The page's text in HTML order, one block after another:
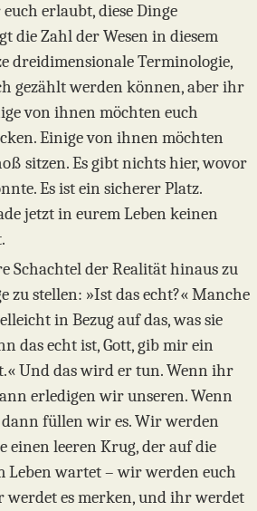
erlaubt, diese Dinge
die Zahl der Wesen in diesem
dreidimensionale Terminologie,
gezählt werden können, aber ihr
von ihnen möchten euch
Einige von ihnen möchten
sitzen. Es gibt nichts hier, wovor
Es ist ein sicherer Platz.
jetzt in eurem Leben keinen
Schachtel der Realität hinaus zu
zu stellen: »Ist das echt?« Manche
in Bezug auf das, was sie
das echt ist, Gott, gib mir ein
Und das wird er tun. Wenn ihr
erledigen wir unseren. Wenn
füllen wir es. Wir werden
einen leeren Krug, der auf die
Leben wartet – wir werden euch
werdet es merken, und ihr werdet